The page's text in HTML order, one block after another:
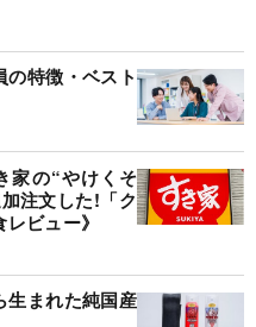
特徴・ベスト
家の“やけくそ
注文した!「ク
ビュー》
生まれた純国産